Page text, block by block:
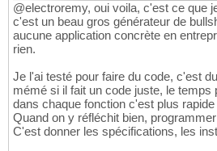
@electroremy, oui voila, c'est ce que
c'est un beau gros générateur de
aucune application concrète en
rien.
Je l'ai testé pour faire du code, c'est
mémé si il fait un code juste, le temps
dans chaque fonction c'est plus
Quand on y réfléchit bien,
C'est donner les spécifications, les